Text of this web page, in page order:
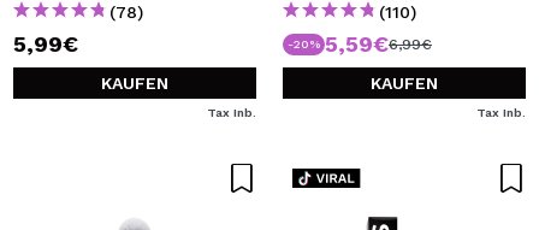
(78)
5,99€
KAUFEN
Tax Inb.
(110)
-20% 5,59€6,99€
KAUFEN
Tax Inb.